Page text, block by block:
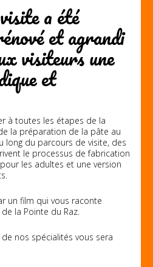
a été
et agrandi
visiteurs une
et
à toutes les étapes de la
la préparation de la pâte au
long du parcours de visite, des
le processus de fabrication
les adultes et une version
un film qui vous raconte
la Pointe du Raz.
nos spécialités vous sera